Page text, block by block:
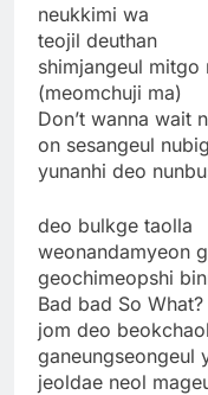
neukkimi wa
teojil deuthan
shimjangeul mitgo
(meomchuji ma)
Don’t wanna wait
on sesangeul
yunanhi deo
deo bulkge taolla
weonandamyeon
geochimeopshi
Bad bad So What?
jom deo
ganeungseongeul
jeoldae neol